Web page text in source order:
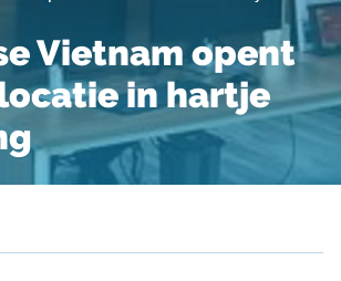
Vietnam opent
in hartje